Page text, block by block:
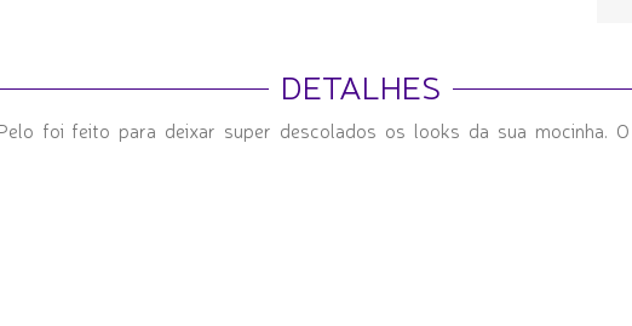
DETALHES
foi feito para deixar super descolados os looks da sua mocinha.